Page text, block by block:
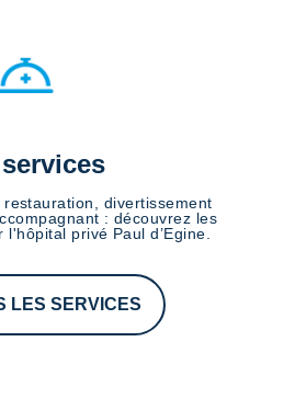
divertissement
: découvrez les
privé Paul d’Egine.
LES SERVICES